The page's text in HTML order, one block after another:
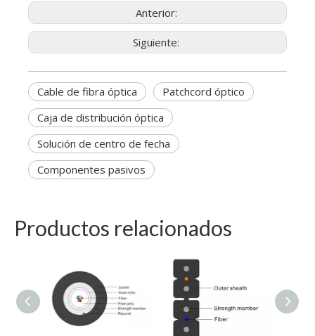
Anterior:
Siguiente:
Cable de fibra óptica
Patchcord óptico
Caja de distribución óptica
Solución de centro de fecha
Componentes pasivos
Productos relacionados